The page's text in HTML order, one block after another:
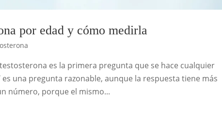
por edad y cómo medirla
es la primera pregunta que se hace cualquier
una pregunta razonable, aunque la respuesta tiene más
número, porque el mismo...